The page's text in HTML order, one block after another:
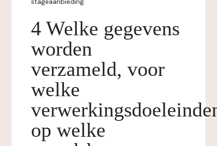
4 Welke gegevens
worden
verzameld, voor
welke
op welke